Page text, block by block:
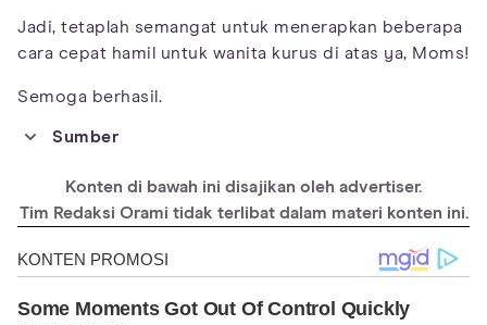
Jadi, tetaplah semangat untuk menerapkan beberapa
cara cepat hamil untuk wanita kurus di atas ya, Moms!
Semoga berhasil.
Sumber
pregnancy
https://www.betterhealth.vic.gov.au/health/conditionsandtreatm
ents/weight-fertility-and-pregnancy-health
https://www.tommys.org/pregnancy-information/planning-a-
pregnancy/are-you-ready-to-conceive/underweight-and-
Konten di bawah ini disajikan oleh advertiser.
Tim Redaksi Orami tidak terlibat dalam materi konten ini.